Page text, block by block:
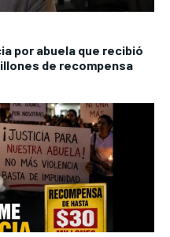
por abuela que recibió
de recompensa